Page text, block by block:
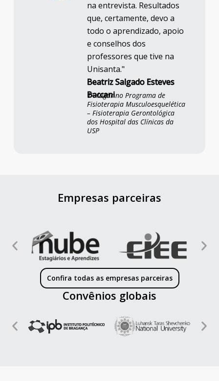
na entrevista. Resultados
que, certamente, devo a
todo o aprendizado, apoio
e conselhos dos
professores que tive na
Unisanta."
Beatriz Salgado Esteves
Baccani
1º. lugar no Programa de
Fisioterapia Musculoesquelética
– Fisioterapia Gerontológica
dos Hospital das Clínicas da
USP
Empresas parceiras
Confira todas as empresas parceiras
Convênios globais